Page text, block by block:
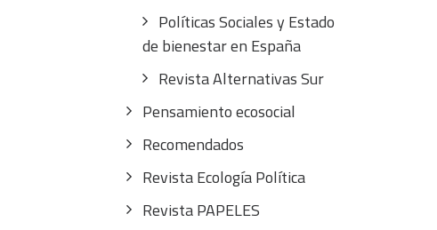
Políticas Sociales y Estado
de bienestar en España
Revista Alternativas Sur
Pensamiento ecosocial
Recomendados
Revista Ecología Política
Revista PAPELES